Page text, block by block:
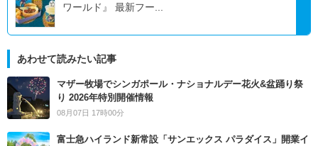
ワールド』 最新フー...
あわせて読みたい記事
マザー牧場でシンガポール・ナショナルデー花火&盆踊り祭
り 2026年特別開催情報
08月07日 17時00分
富士急ハイランド新常設「サンエックス パラダイス」開業イ